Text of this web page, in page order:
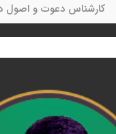
کارشناس دعوت و اصول دین